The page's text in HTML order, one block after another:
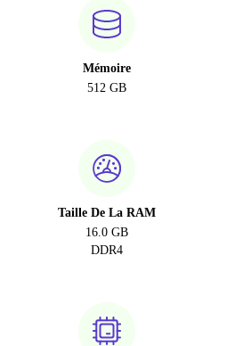
Mémoire
512 GB
Taille De La RAM
16.0 GB
DDR4